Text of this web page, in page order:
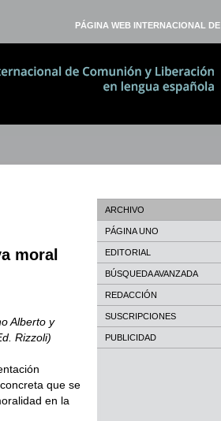
PÁGINA WEB INTERNACIONAL DE
moral
Alberto y
Rizzoli)
que se
en la
ARCHIVO
PÁGINA UNO
EDITORIAL
BÚSQUEDA AVANZADA
REDACCIÓN
SUSCRIPCIONES
PUBLICIDAD